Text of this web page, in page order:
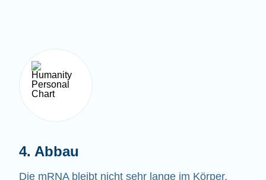
4. Abbau
Die mRNA bleibt nicht sehr lange im Körper,